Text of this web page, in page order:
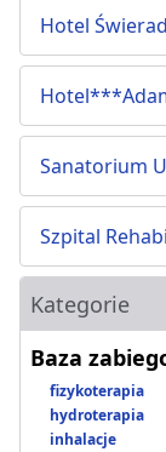
Hotel
Sanatorium
Szpital
Kategorie
Baza
fizykoterapia
hydroterapia
inhalacje